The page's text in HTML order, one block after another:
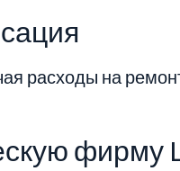
расходы на
фирму